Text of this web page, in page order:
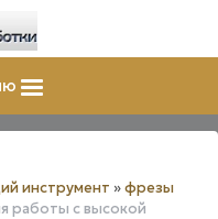
инструмент »фрезы
работы с высокой